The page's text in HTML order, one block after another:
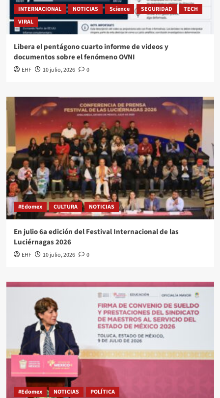
INTERNACIONAL NOTICIAS Science SEGURIDAD
TECH
VIRAL
Libera el pentágono cuarto informe de videos y
documentos sobre el fenómeno OVNI
EHF 10 julio, 2026 0
#Edomex CULTURA NOTICIAS
En julio 6a edición del Festival Internacional de las
Luciérnagas 2026
EHF 10 julio, 2026 0
#Edomex NOTICIAS POLÍTICA